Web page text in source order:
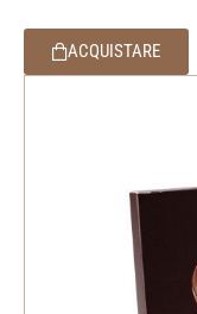
ACQUISTARE